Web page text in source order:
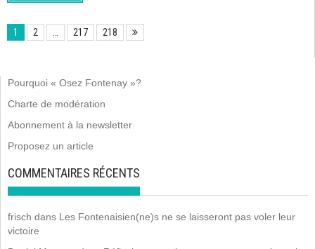
1 2 217 218
Pourquoi « Osez Fontenay »?
Charte de modération
Abonnement à la newsletter
Proposez un article
COMMENTAIRES RÉCENTS
frisch dans Les Fontenaisien(ne)s ne se laisseront pas voler leur
victoire